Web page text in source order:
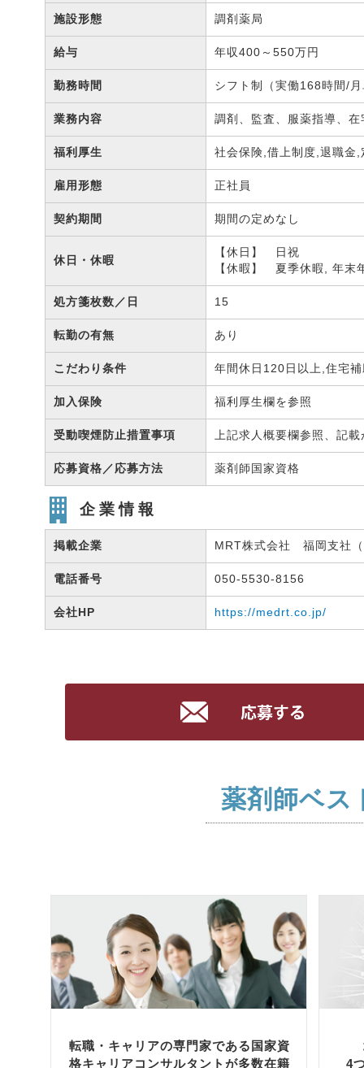
施設形態 調剤薬局
給与 年収400～550万円
勤務時間 シフト制（実働168時間/
業務内容 調剤、監査、服薬指導、
福利厚生 社会保険,借上制度,退職金
雇用形態 正社員
契約期間 期間の定めなし
休日・休暇
【休日】 日祝
【休暇】 夏季休暇, 年末
処方箋枚数／日 15
転勤の有無 あり
こだわり条件 年間休日120日以上,住宅
加入保険 福利厚生欄を参照
受動喫煙防止措置事項 上記求人概要欄参照、記
応募資格／応募方法 薬剤師国家資格
企業情報
掲載企業 MRT株式会社 福岡支社
電話番号 050-5530-8156
会社HP https://medrt.co.jp/
薬剤師ベス
転職・キャリアの専門家である国家資
格キャリアコンサルタントが多数在籍
4